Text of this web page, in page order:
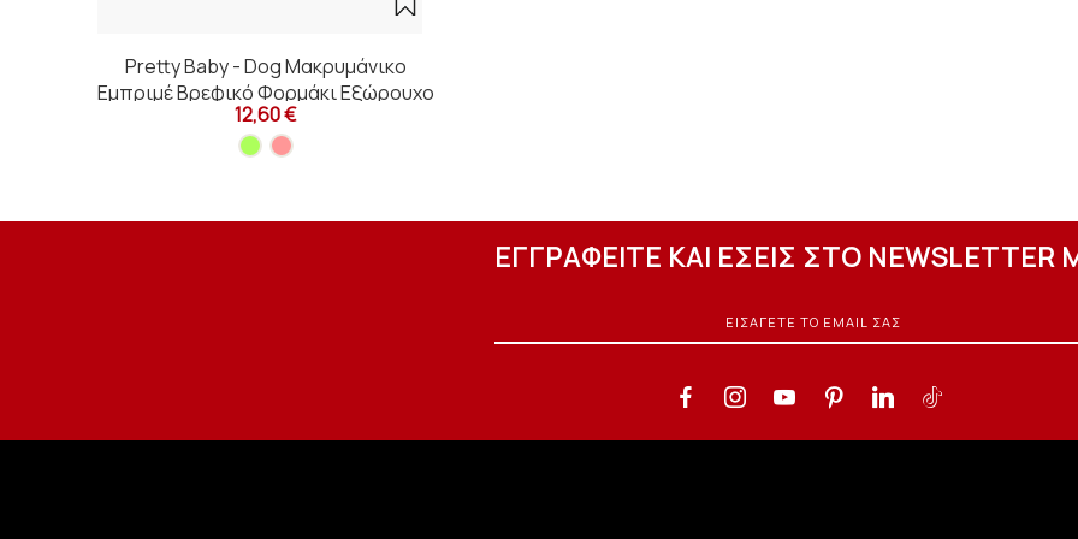
Pretty Baby - Dog Μακρυμάνικο
Εμπριμέ Βρεφικό Φορμάκι Εξώρουχο
Ψιλή Πλέξη
12,60 €
ΕΓΓΡΑΦΕΙΤΕ ΚΑΙ ΕΣΕΙΣ ΣΤΟ NEWSLETTER